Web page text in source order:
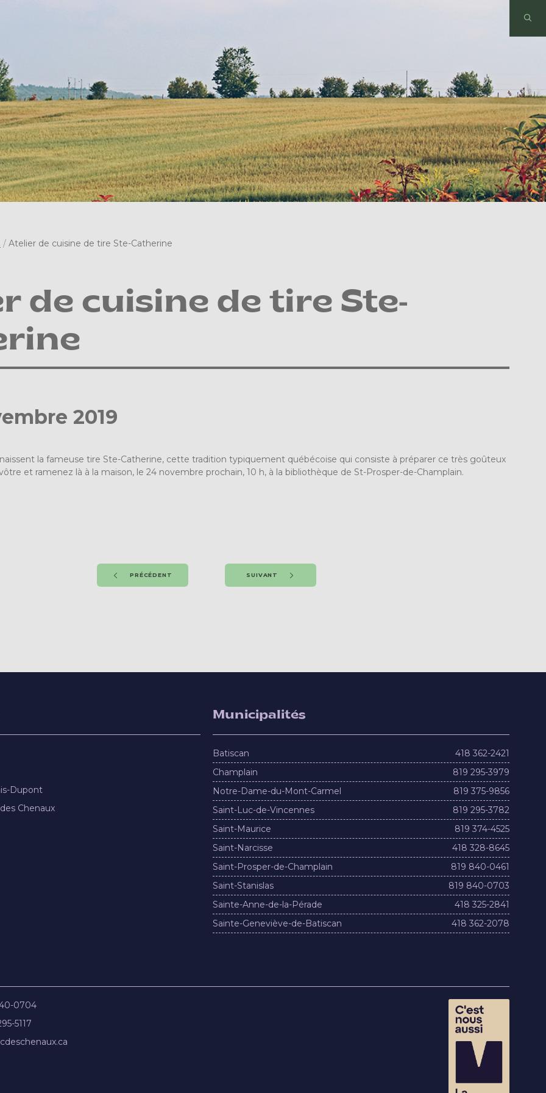
/ Atelier de cuisine de tire Ste-Catherine
de cuisine de tire Ste-
2019
la fameuse tire Ste-Catherine, cette tradition typiquement québécoise qui consiste à préparer ce très goûteux
et ramenez là à la maison, le 24 novembre prochain, 10 h, à la bibliothèque de St-Prosper-de-Champlain.
PRÉCÉDENT SUIVANT
Dupont
Chenaux
Municipalités
Batiscan
418 362-2421
Champlain
819 295-3979
Notre-Dame-du-Mont-Carmel
819 375-9856
Saint-Luc-de-Vincennes
819 295-3782
Saint-Maurice
819 374-4525
Saint-Narcisse
418 328-8645
Saint-Prosper-de-Champlain
819 840-0461
Saint-Stanislas
819 840-0703
Sainte-Anne-de-la-Pérade
418 325-2841
Sainte-Geneviève-de-Batiscan
418 362-2078
0704
5117